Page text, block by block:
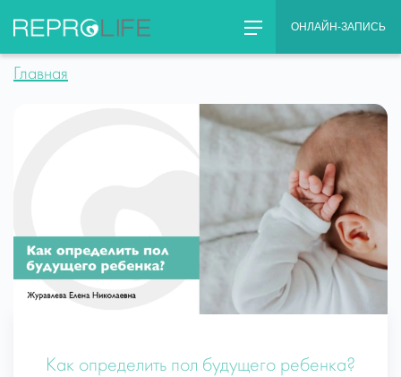
content
ОНЛАЙН-ЗАПИСЬ
Главная
Как определить пол будущего ребенка?